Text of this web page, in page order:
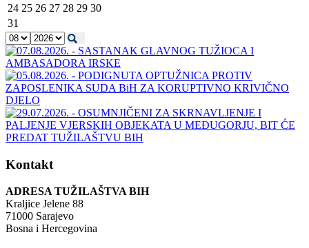
24 25 26 27 28 29 30
31
Kontakt
ADRESA TUŽILAŠTVA BIH
Kraljice Jelene 88
71000 Sarajevo
Bosna i Hercegovina